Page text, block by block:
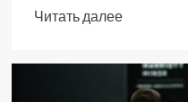
Читать далее